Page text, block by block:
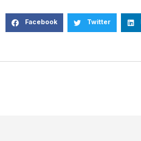
Facebook Twitter